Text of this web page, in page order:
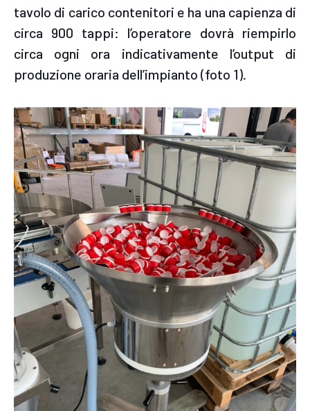
tavolo di carico contenitori e ha una capienza di
circa 900 tappi: l’operatore dovrà riempirlo
circa ogni ora indicativamente l’output di
produzione oraria dell’impianto (foto 1).